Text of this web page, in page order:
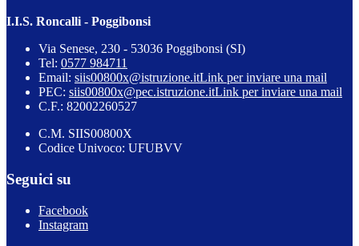
I.I.S. Roncalli - Poggibonsi
Via Senese, 230 - 53036 Poggibonsi (SI)
Tel: 0577 984711
Email: siis00800x@istruzione.itLink per inviare una mail
PEC: siis00800x@pec.istruzione.itLink per inviare una mail
C.F.: 82002260527
C.M. SIIS00800X
Codice Univoco: UFUBVV
Seguici su
Facebook
Instagram